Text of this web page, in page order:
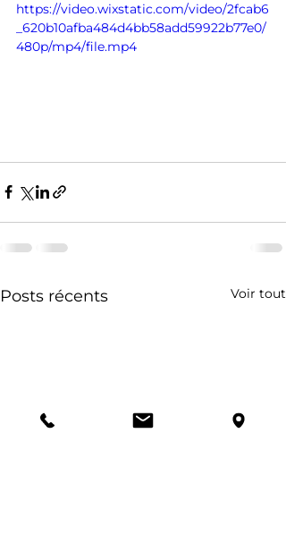
https://video.wixstatic.com/video/2fcab6
_620b10afba484d4bb58add59922b77e0/
480p/mp4/file.mp4
Posts récents Voir tout